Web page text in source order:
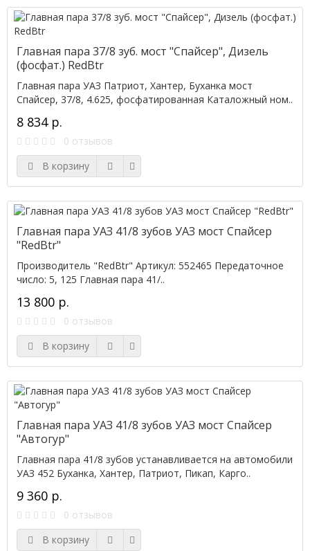
Главная пара 37/8 зуб. мост "Спайсер", Дизель
(фосфат.) RedBtr
Главная пара УАЗ Патриот, Хантер, Буханка мост
Спайсер, 37/8, 4.625, фосфатированная Каталожный ном..
8 834 р.
0 отзывов
В корзину
Главная пара УАЗ 41/8 зубов УАЗ мост Спайсер
"RedBtr"
Производитель "RedBtr" Артикул: 552465 Передаточное
число: 5, 125 Главная пара 41/..
13 800 р.
0 отзывов
В корзину
Главная пара УАЗ 41/8 зубов УАЗ мост Спайсер
"Автогур"
Главная пара 41/8 зубов устанавливается на автомобили
УАЗ 452 Буханка, Хантер, Патриот, Пикап, Карго..
9 360 р.
0 отзывов
В корзину